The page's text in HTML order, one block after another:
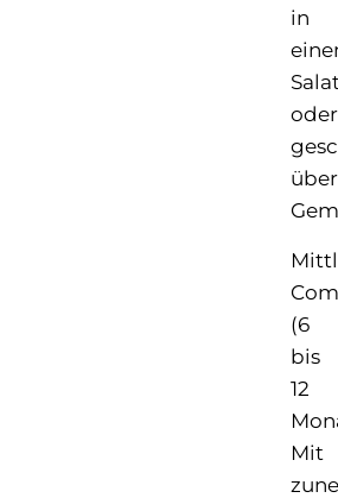
in
oder
über
(6
bis
12
Mit